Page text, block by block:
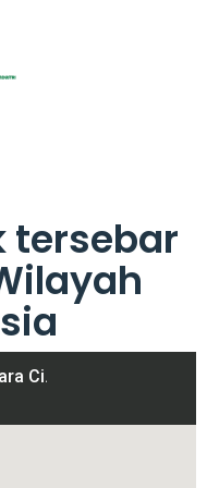
tersebar